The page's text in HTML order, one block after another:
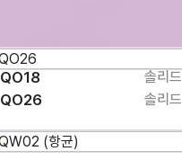
QO18 솔리드
QO26 솔리드